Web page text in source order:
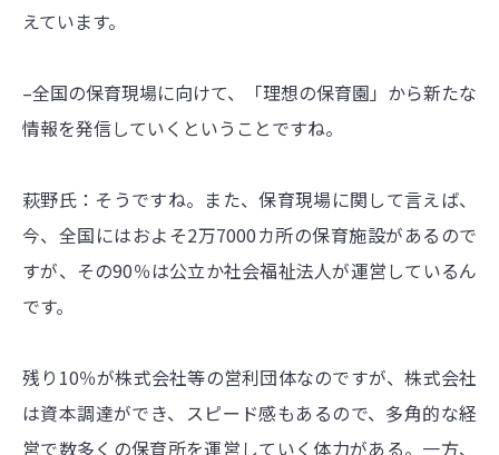
えています。
–全国の保育現場に向けて、「理想の保育園」から新たな
情報を発信していくということですね。
萩野氏：そうですね。また、保育現場に関して言えば、
今、全国にはおよそ2万7000カ所の保育施設があるので
すが、その90％は公立か社会福祉法人が運営しているん
です。
残り10％が株式会社等の営利団体なのですが、株式会社
は資本調達ができ、スピード感もあるので、多角的な経
営で数多くの保育所を運営していく体力がある。一方、